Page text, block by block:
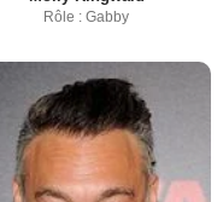
Rôle : Gabby